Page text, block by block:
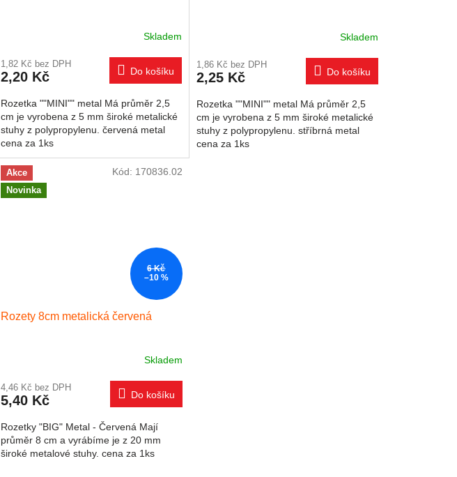
Skladem
1,82 Kč bez DPH
2,20 Kč Do košíku
Rozetka ""MINI"" metal Má průměr 2,5
cm je vyrobena z 5 mm široké metalické
stuhy z polypropylenu. červená metal
cena za 1ks
Skladem
1,86 Kč bez DPH
2,25 Kč Do košíku
Rozetka ""MINI"" metal Má průměr 2,5
cm je vyrobena z 5 mm široké metalické
stuhy z polypropylenu. stříbrná metal
cena za 1ks
Akce
Novinka
6 Kč
–10 %
Rozety 8cm metalická červená
Skladem
4,46 Kč bez DPH
5,40 Kč Do košíku
Rozetky "BIG" Metal - Červená Mají
průměr 8 cm a vyrábíme je z 20 mm
široké metalové stuhy. cena za 1ks
Kód: 170836.02